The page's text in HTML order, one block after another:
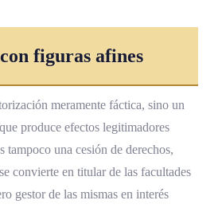
figuras afines
meramente fáctica, sino un
produce efectos legitimadores
tampoco una cesión de derechos,
convierte en titular de las facultades
gestor de las mismas en interés